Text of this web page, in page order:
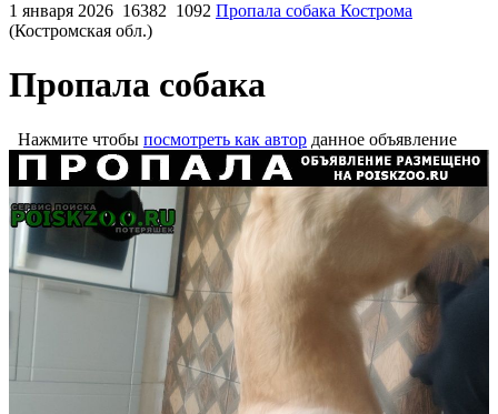
1 января 2026 16382 1092 Пропала собака Кострома
(Костромская обл.)
Пропала собака
Нажмите чтобы посмотреть как автор данное объявление